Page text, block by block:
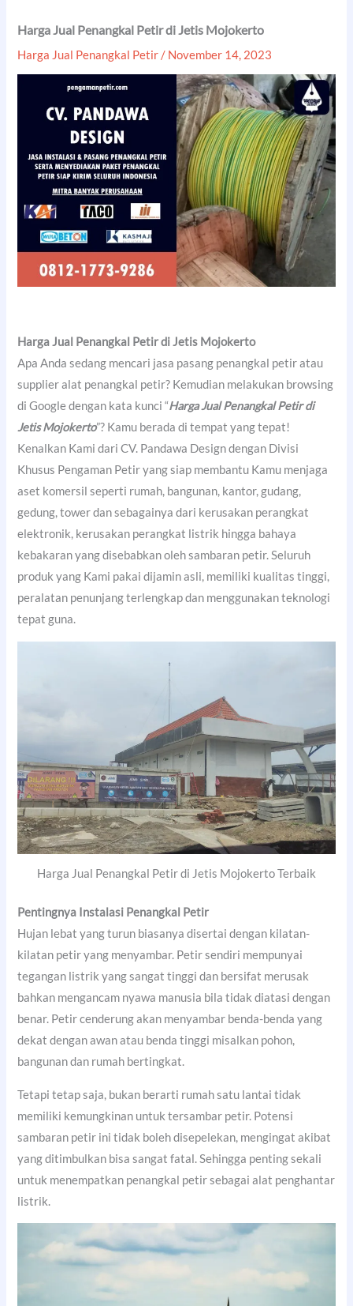
Harga Jual Penangkal Petir di Jetis Mojokerto
Harga Jual Penangkal Petir / November 14, 2023
Harga Jual Penangkal Petir di Jetis Mojokerto
Apa Anda sedang mencari jasa pasang penangkal petir atau
supplier alat penangkal petir? Kemudian melakukan browsing
di Google dengan kata kunci “Harga Jual Penangkal Petir di
Jetis Mojokerto”? Kamu berada di tempat yang tepat!
Kenalkan Kami dari CV. Pandawa Design dengan Divisi
Khusus Pengaman Petir yang siap membantu Kamu menjaga
aset komersil seperti rumah, bangunan, kantor, gudang,
gedung, tower dan sebagainya dari kerusakan perangkat
elektronik, kerusakan perangkat listrik hingga bahaya
kebakaran yang disebabkan oleh sambaran petir. Seluruh
produk yang Kami pakai dijamin asli, memiliki kualitas tinggi,
peralatan penunjang terlengkap dan menggunakan teknologi
tepat guna.
Harga Jual Penangkal Petir di Jetis Mojokerto Terbaik
Pentingnya Instalasi Penangkal Petir
Hujan lebat yang turun biasanya disertai dengan kilatan-
kilatan petir yang menyambar. Petir sendiri mempunyai
tegangan listrik yang sangat tinggi dan bersifat merusak
bahkan mengancam nyawa manusia bila tidak diatasi dengan
benar. Petir cenderung akan menyambar benda-benda yang
dekat dengan awan atau benda tinggi misalkan pohon,
bangunan dan rumah bertingkat.
Tetapi tetap saja, bukan berarti rumah satu lantai tidak
memiliki kemungkinan untuk tersambar petir. Potensi
sambaran petir ini tidak boleh disepelekan, mengingat akibat
yang ditimbulkan bisa sangat fatal. Sehingga penting sekali
untuk menempatkan penangkal petir sebagai alat penghantar
listrik.